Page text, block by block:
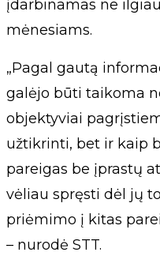
įdarbinamas ne
mėnesiams.
„Pagal gautą
galėjo būti taikoma
objektyviai
užtikrinti, bet ir kaip
pareigas be įprastų
vėliau spręsti dėl jų
priėmimo į kitas
– nurodė STT.